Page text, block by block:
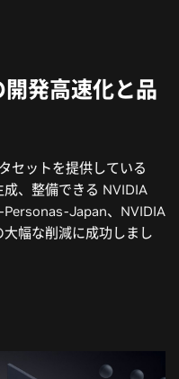
発高速化と品
セットを提供している
、整備できる NVIDIA
Japan、NVIDIA
幅な削減に成功しまし